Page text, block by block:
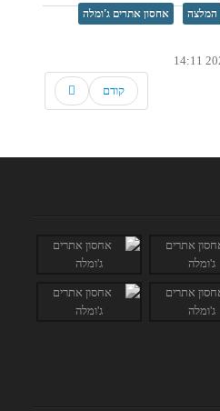
המלצה אחסון אתרים ג'ומלה
קודם